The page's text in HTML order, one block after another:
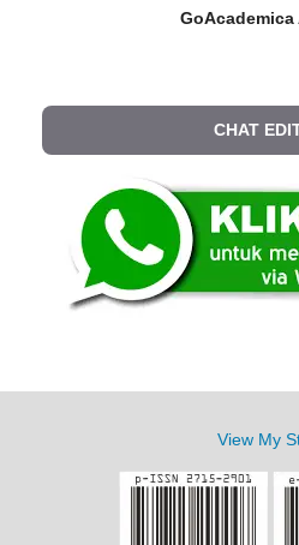
CHAT
View My